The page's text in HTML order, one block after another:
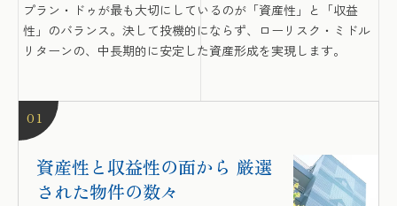
プラン・ドゥが最も大切にしているのが「資産性」と「収益
性」のバランス。決して投機的にならず、ローリスク・ミドル
リターンの、中長期的に安定した資産形成を実現します。
01
資産性と収益性の面から 厳選
された物件の数々